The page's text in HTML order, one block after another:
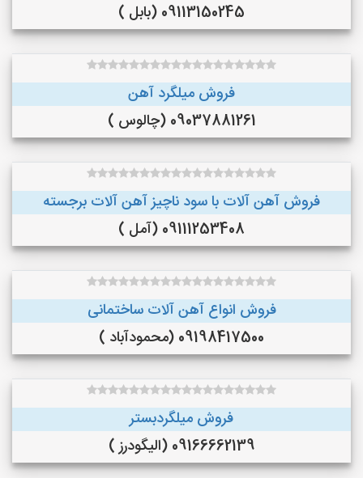
09113150245 (بابل )
فروش میلگرد آهن
09037881261 (چالوس )
فروش آهن آلات با سود ناچیز آهن آلات برجسته
09111253408 (آمل )
فروش انواع آهن آلات ساختمانی
09198417500 (محمودآباد )
فروش میلگردبستر
09166662139 (الیگودرز )